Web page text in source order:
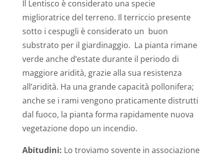
Il Lentisco è considerato una specie
miglioratrice del terreno. Il terriccio presente
sotto i cespugli è considerato un buon
substrato per il giardinaggio. La pianta rimane
verde anche d’estate durante il periodo di
maggiore aridità, grazie alla sua resistenza
all’aridità. Ha una grande capacità pollonifera;
anche se i rami vengono praticamente distrutti
dal fuoco, la pianta forma rapidamente nuova
vegetazione dopo un incendio.
Abitudini: Lo troviamo sovente in associazione